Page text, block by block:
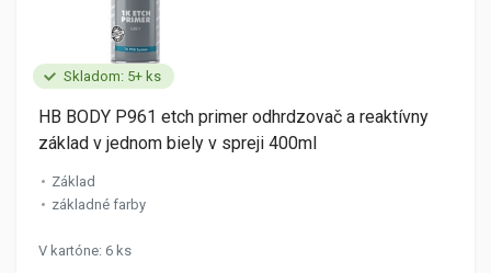
Skladom: 5+ ks
HB BODY P961 etch primer odhrdzovač a reaktívny
základ v jednom biely v spreji 400ml
Základ
základné farby
V kartóne: 6 ks